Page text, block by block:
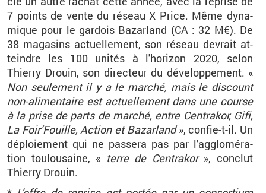
7 points de vente du ré­seau X Price. Même dy­na­
mique pour le gar­dois Ba­zar­land (CA : 32 M€). De
38 ma­ga­sins ac­tuel­le­ment, son ré­seau de­vrait at­
teindre les 100 uni­tés à l'ho­ri­zon 2020, selon
Thierry Drouin, son di­rec­teur du dé­ve­lop­pe­ment. «
Non seule­ment il y a le mar­ché, mais le dis­count
non-ali­men­taire est ac­tuel­le­ment dans une course
à la prise de parts de mar­ché, entre Cen­tra­kor, Gifi,
La Foir’Fouille, Ac­tion et Ba­zar­land», confie-t-il. Un
dé­ploie­ment qui ne pas­sera pas par l'ag­glo­mé­ra­
tion tou­lou­saine, « terre de Cen­tra­kor», conclut
Thierry Drouin.